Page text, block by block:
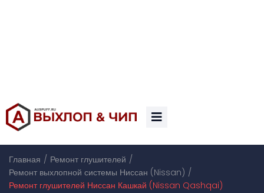
Главная / Ремонт глушителей /
Ремонт выхлопной системы Ниссан (Nissan) /
Ремонт глушителей Ниссан Кашкай (Nissan Qashqai)